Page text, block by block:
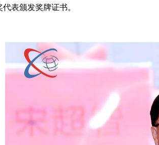
表颁发奖牌证书。